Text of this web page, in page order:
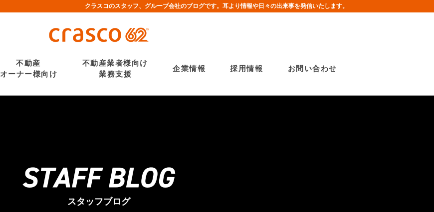
クラスコのスタッフ、グループ会社のブログです。耳より情報や日々の出来事を発信いたします。
不動産
オーナー様向け
不動産業者様向け
業務支援
企業情報 採用情報 お問い合わせ
スタッフブログ